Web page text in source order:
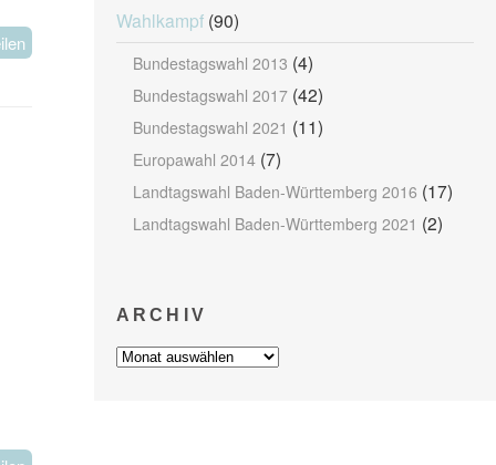
Wahlkampf(90)
Bundestagswahl 2013 (4)
Bundestagswahl 2017(42)
Bundestagswahl 2021 (11)
Europawahl 2014(7)
Landtagswahl Baden-Württemberg 2016 (17)
Landtagswahl Baden-Württemberg 2021 (2)
ARCHIV
Archiv